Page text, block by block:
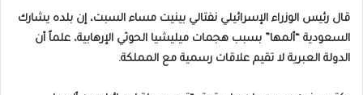
قال رئيس الوزراء الإسرائيلي نفتالي بينيت مساء السبت، إن بلده يشارك
السعودية “ألمها” بسبب هجمات ميليشيا الحوثي الإرهابية، علماً أن
الدولة العبرية لا تقيم علاقات رسمية مع المملكة.